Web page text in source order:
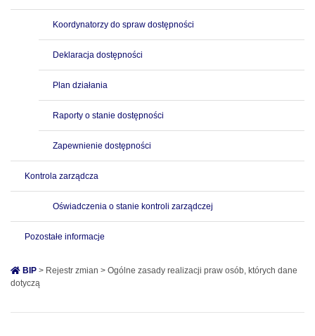
Koordynatorzy do spraw dostępności
Deklaracja dostępności
Plan działania
Raporty o stanie dostępności
Zapewnienie dostępności
Kontrola zarządcza
Oświadczenia o stanie kontroli zarządczej
Pozostałe informacje
BIP > Rejestr zmian > Ogólne zasady realizacji praw osób, których dane
dotyczą